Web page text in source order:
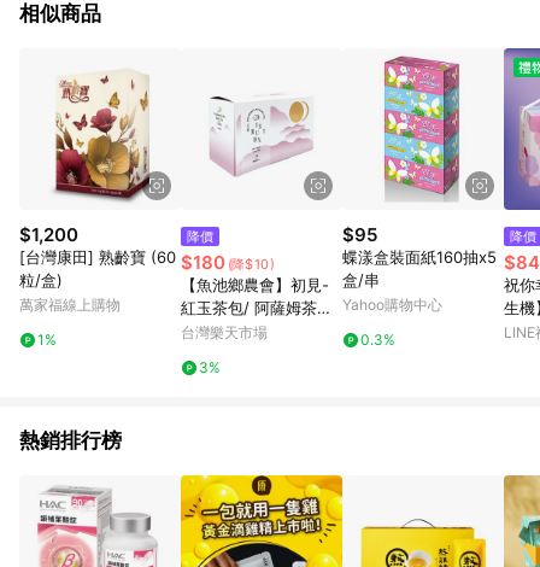
品、票券、訂閱方案、PChome儲值商品、企業專區/企業採購、
值點數、點數/禮物卡 [2025/2/16起適用] - 票券全品項
[2026/6/2起適用] 《5》回饋點數的計算將會排除【訂單活動折
扣 (含折價券折扣)】、【P幣扣抵】、【現金積點扣抵】及【訂單
運費】等金額。 《6》符合LINE POINTS回饋資格之訂單將於商
家訂單頁面標示「LINE回饋」，若無此標示則 不符合回饋LINE
POINTS點數資格亦不得使用點數紅包 。 《7》LINE購物設有
「單一商品最高回饋點數」機制 (特殊活動時開放「回饋無上
限」)，以同一訂單中同一商品不論件數計算，並依訂單成立時間
當下LINE購物所設定的回饋機制為準。 《8》LINE購物為購物資
訊整合性平台，商品資料更新會有時間差，如顯示之商品規格、
顏色、價位、贈品與PChome 24h購物銷售網頁不符，以銷售網
頁標示為準！
相似商品
$1,200
[台灣康田] 熟齡寶 (60
粒/盒)
萬家福線上購物
1%
降價
$180 (降$10)
【魚池鄉農會】初見-
紅玉茶包/ 阿薩姆茶包
(2公克x20包入)
台灣樂天市場
3%
$95
蝶漾盒裝面紙160抽x5
盒/串
Yahoo購物中心
0.3%
降價
祝你
生機
盒/4
LINE
熱銷排行榜